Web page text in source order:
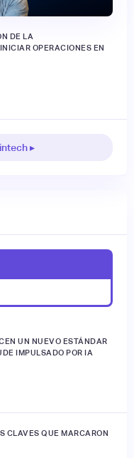
DE LA
OPERACIONES EN
▸
UN NUEVO ESTÁNDAR
IMPULSADO POR IA
CLAVES QUE MARCARON